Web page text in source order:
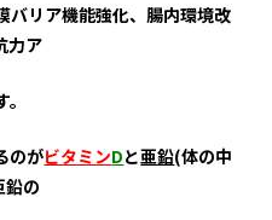
バリア機能強化、腸内環境改
力ア
のがビタミンDと亜鉛(体の中
鉛の